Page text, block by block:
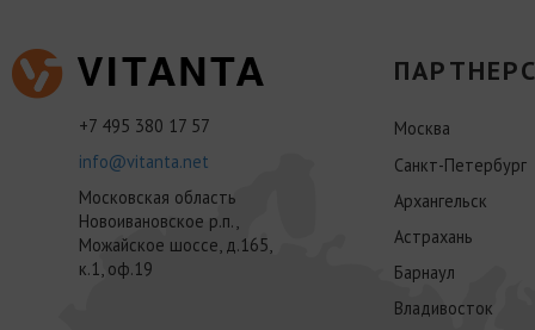
+7 495 380 17 57
info@vitanta.net
Московская область
Новоивановское р.п.,
Можайское шоссе, д.165,
к.1, оф.19
Москва
Санкт-Петербург
Архангельск
Астрахань
Барнаул
Владивосток